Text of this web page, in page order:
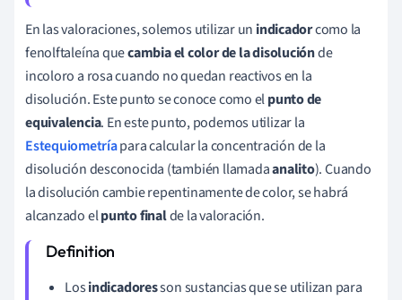
En las valoraciones, solemos utilizar un indicadorcomo la
fenolftaleína quecambia el color de la disoluciónde
incoloro a rosa cuando no quedan reactivos en la
disolución. Este punto se conoce como elpunto de
equivalencia. En este punto, podemos utilizar la
Estequiometríapara calcular la concentración de la
disolución desconocida (también llamadaanalito). Cuando
la disolución cambie repentinamente de color, se habrá
alcanzado elpunto finalde la valoración.
Losindicadoresson sustancias que se utilizan para